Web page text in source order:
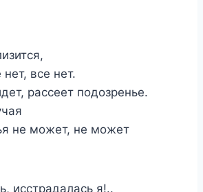
все нет.
рассеет подозренье.
не может, не может
исстрадалась я!..